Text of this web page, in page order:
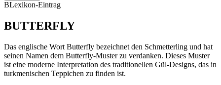
BLexikon-Eintrag
BUTTERFLY
Das englische Wort Butterfly bezeichnet den Schmetterling und hat
seinen Namen dem Butterfly-Muster zu verdanken. Dieses Muster
ist eine moderne Interpretation des traditionellen Gül-Designs, das in
turkmenischen Teppichen zu finden ist.